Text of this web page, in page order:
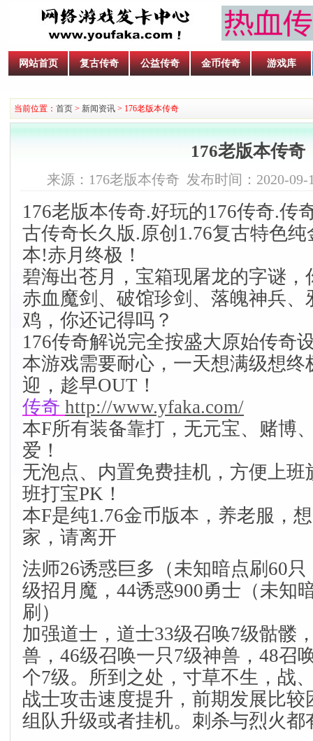
网站首页 复古传奇 公益传奇 金币传奇 游戏库
当前位置： 首页 > 新闻资讯 > 176老版本传奇
176老版本传奇
来源：176老版本传奇 发布时间：2020-09-
176老版本传奇.好玩的176传奇.传
古传奇长久版.原创1.76复古特色纯
本!赤月终极！
碧海出苍月，宝箱现屠龙的字谜，
赤血魔剑、破馆珍剑、落魄神兵、
鸡，你还记得吗？
176传奇解说完全按盛大原始传奇
本游戏需要耐心，一天想满级想终
迎，趁早OUT！
传奇 http://www.yfaka.com/
本F所有装备靠打，无元宝、赌博
爱！
无泡点、内置免费挂机，方便上班
班打宝PK！
本F是纯1.76金币版本，养老服，
家，请离开
法师26诱惑巨多（未知暗点刷60
级招月魔，44诱惑900勇士（未知
刷）
加强道士，道士33级召唤7级骷髅
兽，46级召唤一只7级神兽，48召
个7级。所到之处，寸草不生，战
战士攻击速度提升，前期发展比较
组队升级或者挂机。刺杀与烈火都